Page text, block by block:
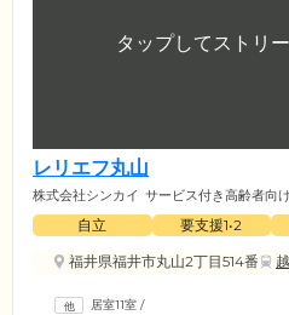
レリエフ丸山
株式会社シンカイ サービス付き高齢者向
自立 要支援1•2
福井県福井市丸山2丁目514番
居室11室 /